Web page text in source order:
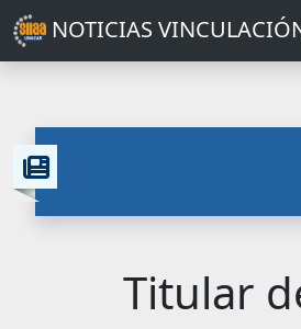
NOTICIAS
Titular